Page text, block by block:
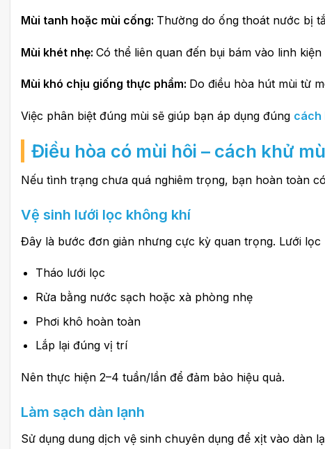
Mùi tanh hoặc mùi cống: Thường do ống thoát nước bị
Mùi khét nhẹ: Có thể liên quan đến bụi bám vào linh
Mùi khó chịu giống thực phẩm: Do điều hòa hút mùi từ
Việc phân biệt đúng mùi sẽ giúp bạn áp dụng đúng cách
Điều hòa có mùi hôi – cách khử
Nếu tình trạng chưa quá nghiêm trọng, bạn hoàn toàn
Vệ sinh lưới lọc không khí
Đây là bước đơn giản nhưng cực kỳ quan trọng. Lưới lọc
Tháo lưới lọc
Rửa bằng nước sạch hoặc xà phòng nhẹ
Phơi khô hoàn toàn
Lắp lại đúng vị trí
Nên thực hiện 2–4 tuần/lần để đảm bảo hiệu quả.
Làm sạch dàn lạnh
Sử dụng dung dịch vệ sinh chuyên dụng để xịt vào dàn